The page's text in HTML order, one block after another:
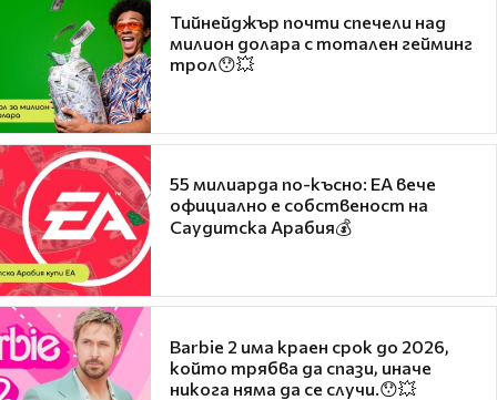
Тийнейджър почти спечели над
милион долара с тотален гейминг
трол😯💥
55 милиарда по-късно: EA вече
официално е собственост на
Саудитска Арабия💰
Barbie 2 има краен срок до 2026,
който трябва да спази, иначе
никога няма да се случи.😯💥